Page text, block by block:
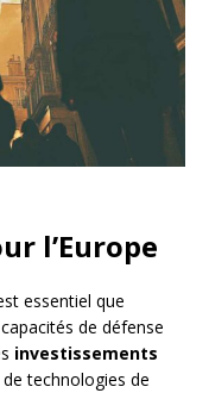
l’Europe
essentiel que
de défense
investissements
technologies de